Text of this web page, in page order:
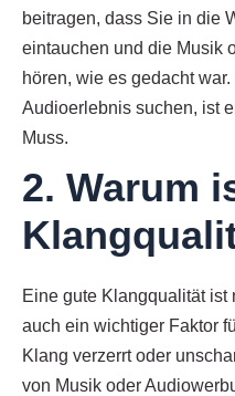
beitragen, dass Sie in die
eintauchen und die Musik
hören, wie es gedacht
Audioerlebnis suchen, ist
Muss.
2. Warum
Eine gute Klangqualität ist
auch ein wichtiger Faktor
Klang verzerrt oder
von Musik oder